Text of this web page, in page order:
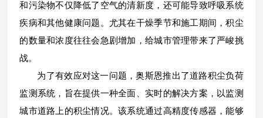
和污染物不仅降低了空气的清新度，还可能导致呼吸系统
疾病和其他健康问题。尤其在干燥季节和施工期间，积尘
的数量和浓度往往会急剧增加，给城市管理带来了严峻挑
战。
为了有效应对这一问题，奥斯恩推出了道路积尘负荷
监测系统，旨在提供一种全面、实时的解决方案，以监测
城市道路上的积尘情况。该系统通过高精度传感器，能够